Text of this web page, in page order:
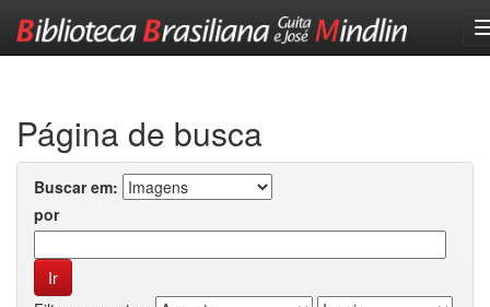
Página de busca
Buscar em:
por